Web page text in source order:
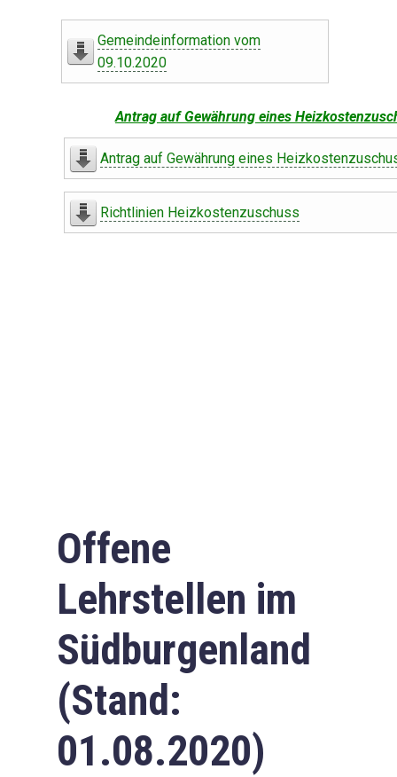
Gemeindeinformation vom
09.10.2020
Antrag auf Gewährung eines
Antrag auf Gewährung eines
Richtlinien Heizkostenzuschuss
Offene
Lehrstellen im
Südburgenland
(Stand:
01.08.2020)